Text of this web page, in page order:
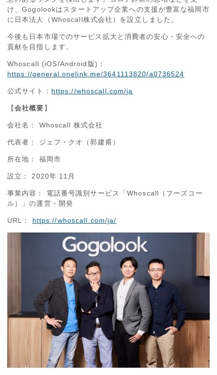
け、Gogolookはスタートアップ企業への支援が豊富な福岡市
に日本法人（Whoscall株式会社）を設立しました。
今後も日本市場でのサービス拡大と消費者の安心・安全への
貢献を目指します。
Whoscall (iOS/Android版)：
https://general.onelink.me/3641113820/a0736524
公式サイト： https://whoscall.com/ja
【会社概要 】
会社名： Whoscall 株式会社
代表者： ジェフ・クオ（郭建甫）
所在地： 福岡市
設立： 2020年 11月
事業内容： 電話番号識別サービス「Whoscall（フーズコー
ル）」の運営・開発
URL： https://whoscall.com/ja/